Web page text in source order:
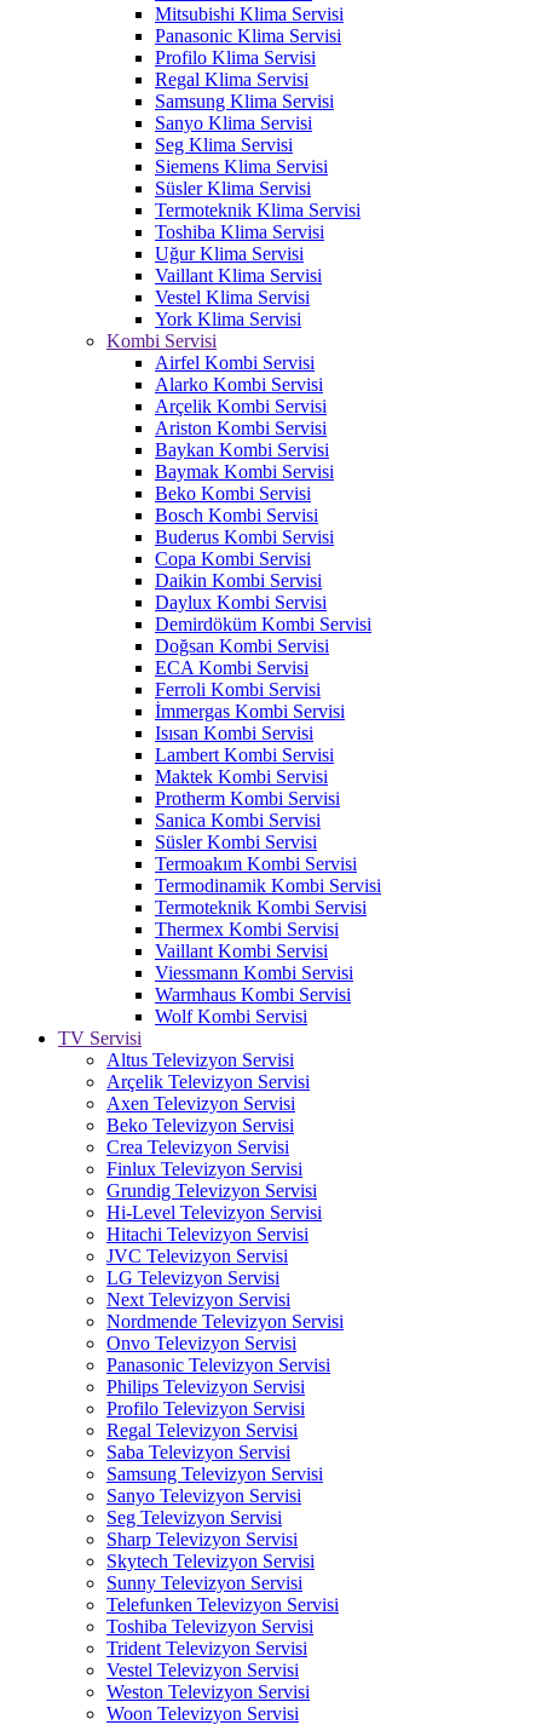
Mitsubishi Klima Servisi
Panasonic Klima Servisi
Profilo Klima Servisi
Regal Klima Servisi
Samsung Klima Servisi
Sanyo Klima Servisi
Seg Klima Servisi
Siemens Klima Servisi
Süsler Klima Servisi
Termoteknik Klima Servisi
Toshiba Klima Servisi
Uğur Klima Servisi
Vaillant Klima Servisi
Vestel Klima Servisi
York Klima Servisi
Kombi Servisi
Airfel Kombi Servisi
Alarko Kombi Servisi
Arçelik Kombi Servisi
Ariston Kombi Servisi
Baykan Kombi Servisi
Baymak Kombi Servisi
Beko Kombi Servisi
Bosch Kombi Servisi
Buderus Kombi Servisi
Copa Kombi Servisi
Daikin Kombi Servisi
Daylux Kombi Servisi
Demirdöküm Kombi Servisi
Doğsan Kombi Servisi
ECA Kombi Servisi
Ferroli Kombi Servisi
İmmergas Kombi Servisi
Isısan Kombi Servisi
Lambert Kombi Servisi
Maktek Kombi Servisi
Protherm Kombi Servisi
Sanica Kombi Servisi
Süsler Kombi Servisi
Termoakım Kombi Servisi
Termodinamik Kombi Servisi
Termoteknik Kombi Servisi
Thermex Kombi Servisi
Vaillant Kombi Servisi
Viessmann Kombi Servisi
Warmhaus Kombi Servisi
Wolf Kombi Servisi
TV Servisi
Altus Televizyon Servisi
Arçelik Televizyon Servisi
Axen Televizyon Servisi
Beko Televizyon Servisi
Crea Televizyon Servisi
Finlux Televizyon Servisi
Grundig Televizyon Servisi
Hi-Level Televizyon Servisi
Hitachi Televizyon Servisi
JVC Televizyon Servisi
LG Televizyon Servisi
Next Televizyon Servisi
Nordmende Televizyon Servisi
Onvo Televizyon Servisi
Panasonic Televizyon Servisi
Philips Televizyon Servisi
Profilo Televizyon Servisi
Regal Televizyon Servisi
Saba Televizyon Servisi
Samsung Televizyon Servisi
Sanyo Televizyon Servisi
Seg Televizyon Servisi
Sharp Televizyon Servisi
Skytech Televizyon Servisi
Sunny Televizyon Servisi
Telefunken Televizyon Servisi
Toshiba Televizyon Servisi
Trident Televizyon Servisi
Vestel Televizyon Servisi
Weston Televizyon Servisi
Woon Televizyon Servisi